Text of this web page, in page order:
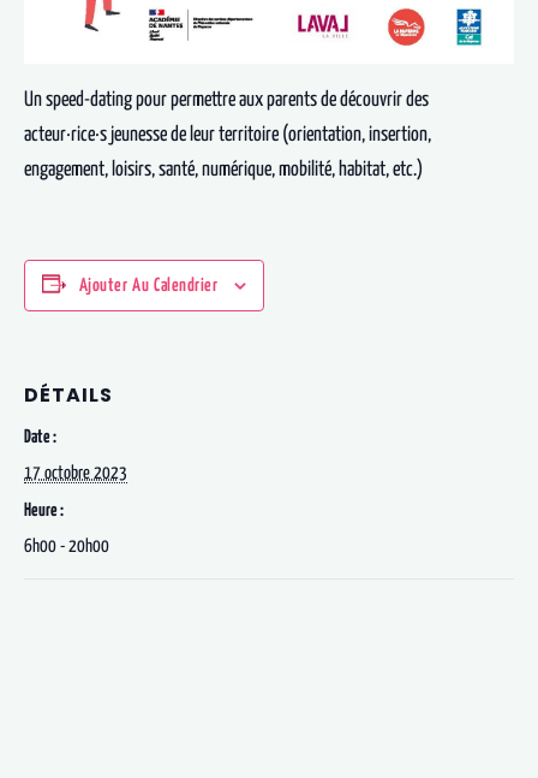
Un speed-dating pour permettre aux parents de découvrir des
acteur·rice·s jeunesse de leur territoire (orientation, insertion,
engagement, loisirs, santé, numérique, mobilité, habitat, etc.)
Ajouter Au Calendrier
DÉTAILS
Date :
17 octobre 2023
Heure :
6h00 - 20h00